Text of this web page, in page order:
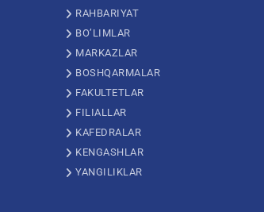
RAHBARIYAT
BO’LIMLAR
MARKAZLAR
BOSHQARMALAR
FAKULTETLAR
FILIALLAR
KAFEDRALAR
KENGASHLAR
YANGILIKLAR